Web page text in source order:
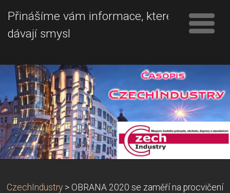
Přinášíme vám informace, které
dávají smysl
CzechIndustry > OBRANA 2020 se zaměří na procvičení